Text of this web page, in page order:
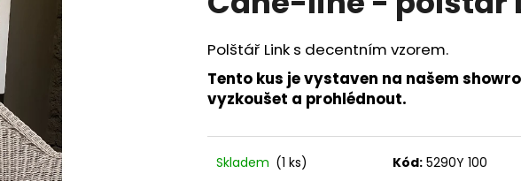
je
z
5
hvězdiček.
Polštář Link s decentním vzorem.
Tento kus je vystaven na našem
vyzkoušet a prohlédnout.
Skladem (1 ks) Kód: 5290Y 100
Doporučujeme